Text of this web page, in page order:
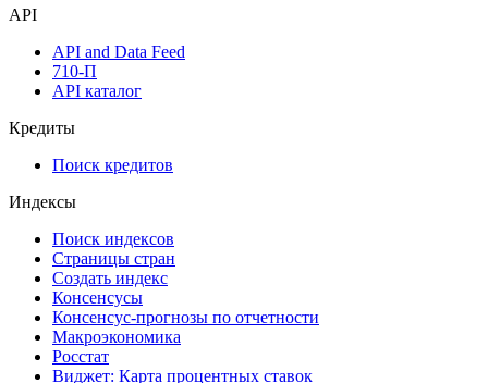
Мобильное приложение Cbonds
API
API and Data Feed
API каталог
Кредиты
Поиск кредитов
Индексы
Поиск индексов
Страницы стран
Создать индекс
Консенсусы